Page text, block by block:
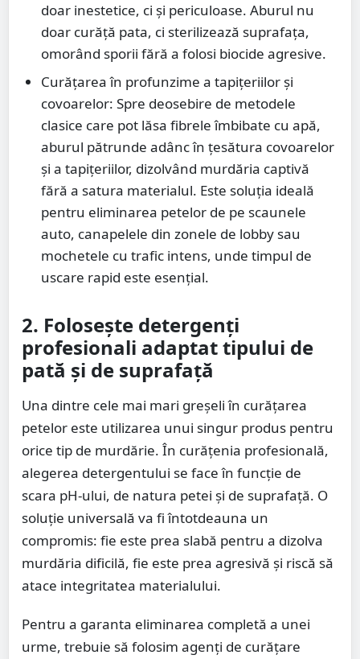
doar inestetice, ci și periculoase. Aburul nu
doar curăță pata, ci sterilizează suprafața,
omorând sporii fără a folosi biocide agresive.
Curățarea în profunzime a tapițeriilor și
covoarelor: Spre deosebire de metodele
clasice care pot lăsa fibrele îmbibate cu apă,
aburul pătrunde adânc în țesătura covoarelor
și a tapițeriilor, dizolvând murdăria captivă
fără a satura materialul. Este soluția ideală
pentru eliminarea petelor de pe scaunele
auto, canapelele din zonele de lobby sau
mochetele cu trafic intens, unde timpul de
uscare rapid este esențial.
2. Folosește detergenți
profesionali adaptat tipului de
pată și de suprafață
Una dintre cele mai mari greșeli în curățarea
petelor este utilizarea unui singur produs pentru
orice tip de murdărie. În curățenia profesională,
alegerea detergentului se face în funcție de
scara pH-ului, de natura petei și de suprafață. O
soluție universală va fi întotdeauna un
compromis: fie este prea slabă pentru a dizolva
murdăria dificilă, fie este prea agresivă și riscă să
atace integritatea materialului.
Pentru a garanta eliminarea completă a unei
urme, trebuie să folosim agenți de curățare